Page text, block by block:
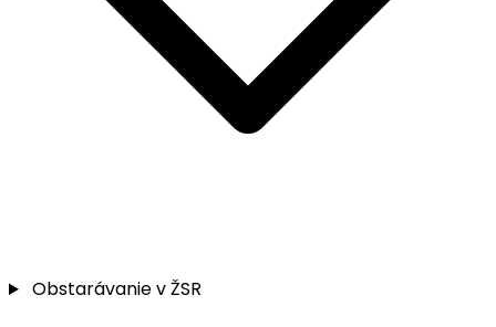
Obstarávanie v ŽSR